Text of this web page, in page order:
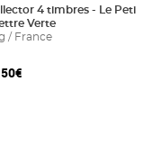
panier
4 timbres - Le Petit
Verte
/ France